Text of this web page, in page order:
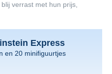
verrast met hun prijs,
Express
en 20 minifiguurtjes